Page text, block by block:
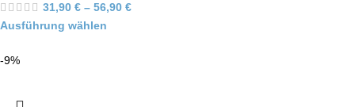
31,90 € – 56,90 €
Ausführung wählen
-9%